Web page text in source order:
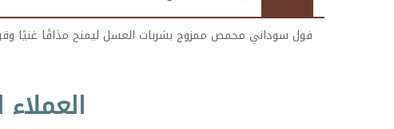
فول سوداني محمص ممزوج بشربات العسل ليمنح مذاقًا غنيًا